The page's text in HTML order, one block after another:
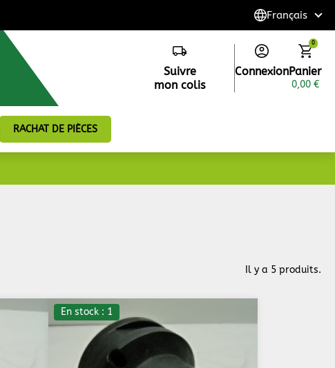
Suivre
mon colis
ConnexionPanier
0
0,00 €
RACHAT DE PIÈCES
Il y a 5 produits.
En stock : 1